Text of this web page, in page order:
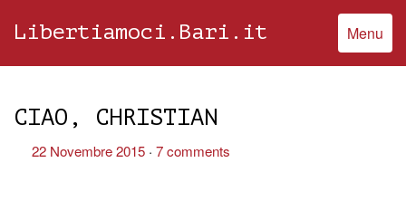
Libertiamoci.Bari.it Menu
CIAO, CHRISTIAN
22 Novembre 2015 7 comments